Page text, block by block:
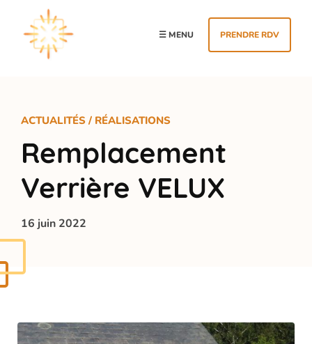
☰ MENU PRENDRE RDV
ACTUALITÉS / RÉALISATIONS
Remplacement
Verrière VELUX
16 juin 2022
Panneau de gestion des cookies